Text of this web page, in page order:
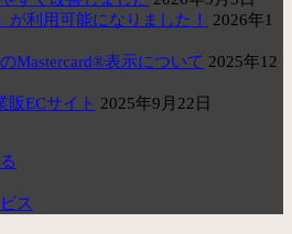
が利用可能になりました！
2026年1
Mastercard®表示について 2025年12
販ECサイト 2025年9月22日
ス